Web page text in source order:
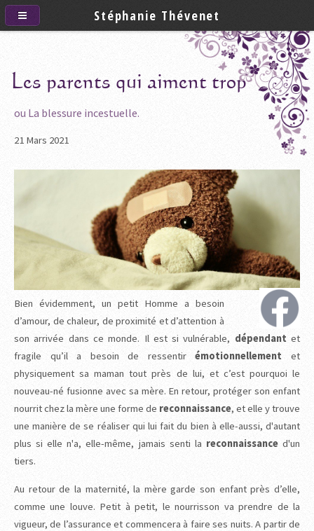
Les parents qui aiment trop
ou La blessure incestuelle.
21 Mars 2021
Bien évidemment, un petit Homme a besoin
d’amour, de chaleur, de proximité et d’attention à
son arrivée dans ce monde. Il est si vulnérable, dépendantet
fragile qu’il a besoin de ressentirémotionnellement et
physiquement sa maman tout près de lui, et c’est pourquoi le
nouveau-né fusionne avec sa mère. En retour, protéger son enfant
nourrit chez la mère une forme de reconnaissance, et elle y trouve
une manière de se réaliser qui lui fait du bien à elle-aussi, d'autant
plus si elle n'a, elle-même, jamais senti la reconnaissanced'un
tiers.
Au retour de la maternité, la mère garde son enfant près d’elle,
comme une louve. Petit à petit, le nourrisson va prendre de la
vigueur, de l’assurance et commencera à faire ses nuits. A partir de
Stéphanie Thévenet